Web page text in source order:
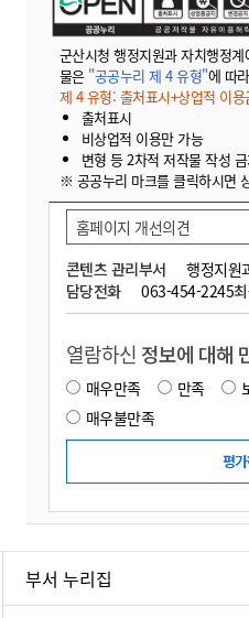
군산시청 행정지원과 자치행정
물은 "공공누리 제 4 유형"에 따
제 4 유형: 출처표시+상업적 이용
출처표시
비상업적 이용만 가능
변형 등 2차적 저작물 작성
※ 공공누리 마크를 클릭하시면
콘텐츠 관리부서
행정지원
담당전화
063-454-2245
홈페이지 개선의견
열람하신 정보에 대해
매우만족 만족
매우불만족
부서 누리집